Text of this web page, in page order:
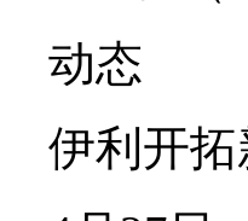
动态
伊利开